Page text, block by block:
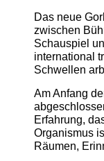
Das neue
zwischen
Schauspiel
international
Schwellen
Am Anfang
Erfahrung,
Organismus
Räumen,